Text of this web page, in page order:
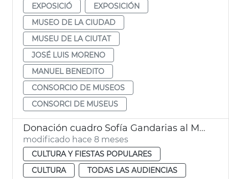
EXPOSICIÓ
EXPOSICIÓN
MUSEO DE LA CIUDAD
MUSEU DE LA CIUTAT
JOSÉ LUIS MORENO
MANUEL BENEDITO
CONSORCIO DE MUSEOS
CONSORCI DE MUSEUS
Donación cuadro Sofía Gandarias al Museo de la ciudad València
modificado hace 8 meses
CULTURA Y FIESTAS POPULARES
CULTURA
TODAS LAS AUDIENCIAS